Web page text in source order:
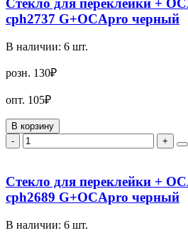
Стекло для переклейки +
cph2737 G+OCApro черный
В наличии: 6 шт.
розн. 130₽
опт. 105₽
В корзину
-
+
Стекло для переклейки +
cph2689 G+OCApro черный
В наличии: 6 шт.